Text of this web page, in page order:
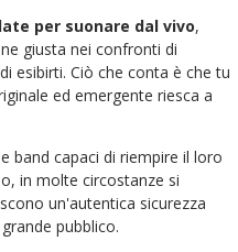
per suonare dal vivo,
giusta nei confronti di
esibirti. Ciò che conta è che tu
ed emergente riesca a
band capaci di riempire il loro
in molte circostanze si
un'autentica sicurezza
pubblico.